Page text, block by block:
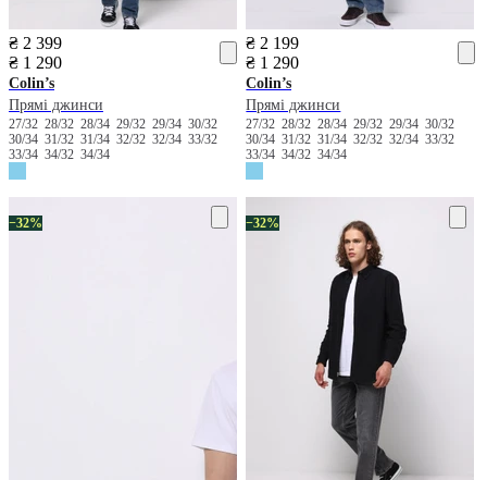
₴ 2 399
₴ 1 290
Colin’s
Прямі джинси
27/32 28/32 28/34 29/32 29/34 30/32
30/34 31/32 31/34 32/32 32/34 33/32
33/34 34/32 34/34
₴ 2 199
₴ 1 290
Colin’s
Прямі джинси
27/3228/3228/3429/3229/3430/32
30/3431/3231/3432/3232/3433/32
33/3434/3234/34
−32% −32%